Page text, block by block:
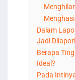
Dalam
Jadi
Berapa
Ideal?
Pada